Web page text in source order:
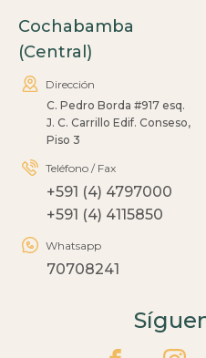
Cochabamba
(Central)
Dirección
C. Pedro Borda #917 esq.
J. C. Carrillo Edif. Conseso,
Piso 3
Teléfono / Fax
+591 (4) 4797000
+591 (4) 4115850
Whatsapp
70708241